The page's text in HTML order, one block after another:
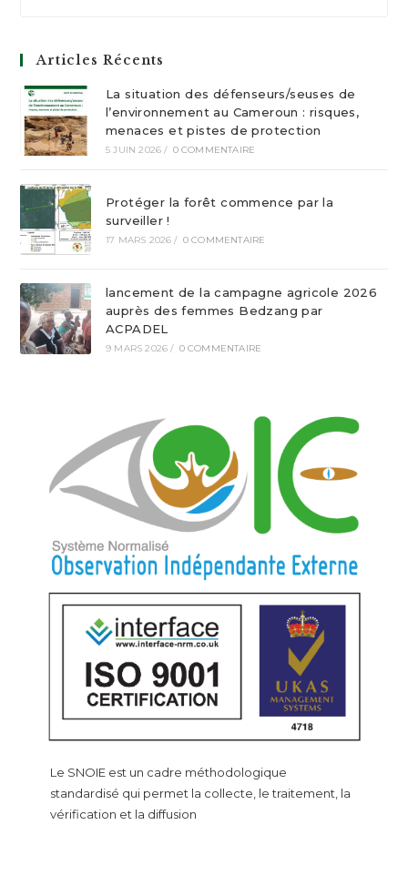
Articles Récents
La situation des défenseurs/seuses de
l’environnement au Cameroun : risques,
menaces et pistes de protection
5 JUIN 2026 / 0 COMMENTAIRE
Protéger la forêt commence par la
surveiller !
17 MARS 2026 / 0 COMMENTAIRE
lancement de la campagne agricole 2026
auprès des femmes Bedzang par
ACPADEL
9 MARS 2026 / 0 COMMENTAIRE
Le SNOIE est un cadre méthodologique
standardisé qui permet la collecte, le traitement, la
vérification et la diffusion